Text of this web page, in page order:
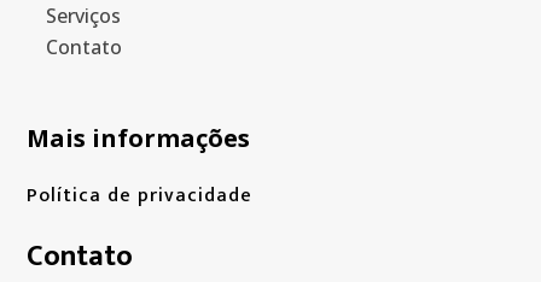
Serviços
Contato
Mais informações
Política de privacidade
Contato